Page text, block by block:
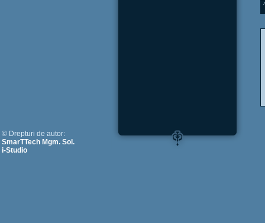
© Drepturi de autor:
SmarTTech Mgm. Sol.
i-Studio